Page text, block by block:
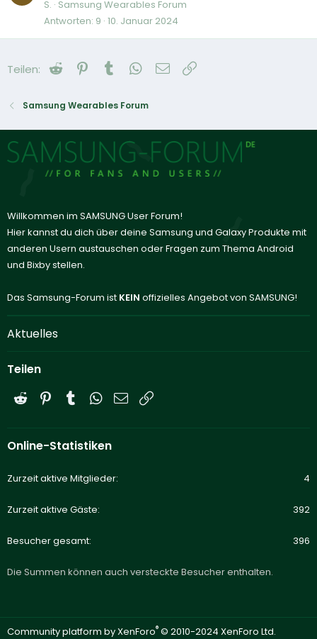
S. Samsung Wearables Forum
Antworten 9 10. Januar 2024
Teilen: Reddit Pinterest
Tumblr WhatsApp
E-Mail
Samsung Wearables Forum
Willkommen im SAMSUNG User Forum!
Hier kannst du dich über deine Samsung und Galaxy Produkte mit
anderen Usern austauschen oder Fragen zum Thema Android
und Bixby stellen.
Das Samsung-Forum ist KEIN offizielles Angebot von SAMSUNG!
Aktuelles
Teilen
Reddit PinterestTumblrWhatsApp
E-Mail
Online-Statistiken
Zurzeit aktive Mitglieder 4
Zurzeit aktive Gäste 392
Besucher gesamt 396
Die Summen können auch versteckte Besucher enthalten.
Community platform by XenForo® © 2010-2024 XenForo Ltd.